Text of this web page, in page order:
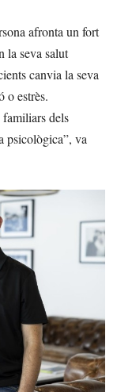
afronta un fort
la seva salut
canvia la seva
o estrès.
familiars dels
psicològica”, va